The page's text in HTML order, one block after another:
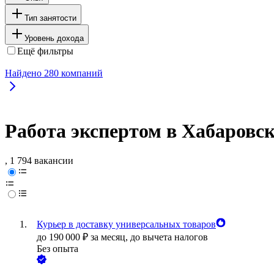
Тип занятости
Уровень дохода
Ещё фильтры
Найдено 280 компаний
Работа экспертом в
, 1 794 вакансии
Курьер в доставку универсальных товаров
до 190 000 ₽ за месяц, до вычета налогов
Без опыта